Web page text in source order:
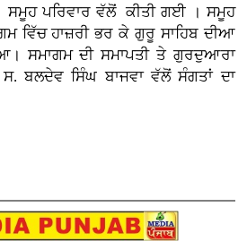
ਪਰਿਵਾਰ ਵੱਲੋਂ ਕੀਤੀ ਗਈ । ਸਮੂਹ
ਵਿੱਚ ਹਾਜ਼ਰੀ ਭਰ ਕੇ ਗੁਰੂ ਸਾਹਿਬ ਦੀਆ
ਸਮਾਗਮ ਦੀ ਸਮਾਪਤੀ ਤੇ ਗੁਰਦੁਆਰਾ
ਸ. ਬਲਦੇਵ ਸਿੰਘ ਬਾਜਵਾ ਵੱਲੋਂ ਸੰਗਤਾਂ ਦਾ